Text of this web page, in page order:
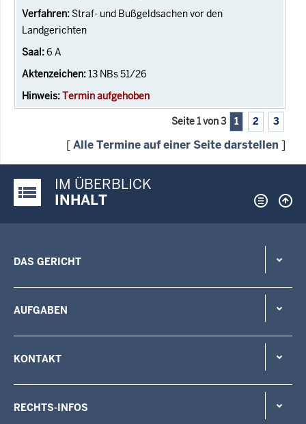
Straf- und Bußgeldsachen vor den
Landgerichten
6 A
13 NBs 51/26
Termin aufgehoben
Seite 1 von 3 1 2 3
[Alle Termine auf einer Seite darstellen ]
Justiz-Portal im Überblick:
IM ÜBERBLICK
INHALT
DAS GERICHT
AUFGABEN
KONTAKT
RECHTS-INFOS